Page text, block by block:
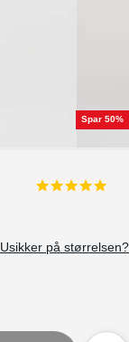
Spar 50%
4.8
Usikker på størrelsen?